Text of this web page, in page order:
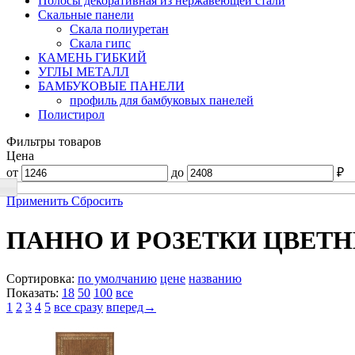
Скальные панели
Скала полиуретан
Скала гипс
КАМЕНЬ ГИБКИЙ
УГЛЫ МЕТАЛЛ
БАМБУКОВЫЕ ПАНЕЛИ
профиль для бамбуковых панелей
Полистирол
Фильтры товаров
Цена
от
до ₽
Применить Сбросить
ПАННО И РОЗЕТКИ
Сортировка: по умолчанию цене названию
Показать: 18 50 100 все
1 2 3 4 5 все сразу вперед→